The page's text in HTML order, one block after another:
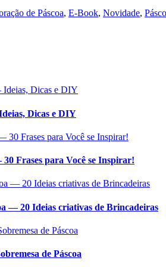
de Páscoa, E-Book, Novidade,
Dicas e DIY
Frases para Você se Inspirar!
— 20 Ideias criativas de Brincadeiras
de Páscoa